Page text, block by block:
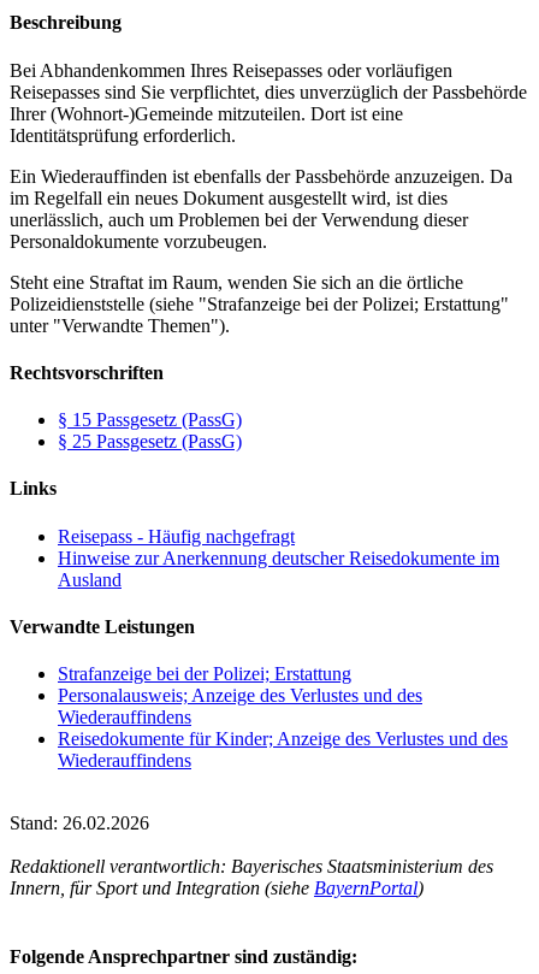
Beschreibung
Bei Abhandenkommen Ihres Reisepasses oder vorläufigen
Reisepasses sind Sie verpflichtet, dies unverzüglich der Passbehörde
Ihrer (Wohnort-)Gemeinde mitzuteilen. Dort ist eine
Identitätsprüfung erforderlich.
Ein Wiederauffinden ist ebenfalls der Passbehörde anzuzeigen. Da
im Regelfall ein neues Dokument ausgestellt wird, ist dies
unerlässlich, auch um Problemen bei der Verwendung dieser
Personaldokumente vorzubeugen.
Steht eine Straftat im Raum, wenden Sie sich an die örtliche
Polizeidienststelle (siehe "Strafanzeige bei der Polizei; Erstattung"
unter "Verwandte Themen").
Rechtsvorschriften
§ 15 Passgesetz (PassG)
§ 25 Passgesetz (PassG)
Links
Reisepass - Häufig nachgefragt
Hinweise zur Anerkennung deutscher Reisedokumente im
Ausland
Verwandte Leistungen
Strafanzeige bei der Polizei; Erstattung
Personalausweis; Anzeige des Verlustes und des
Wiederauffindens
Reisedokumente für Kinder; Anzeige des Verlustes und des
Wiederauffindens
Stand: 26.02.2026
Redaktionell verantwortlich: Bayerisches Staatsministerium des
Innern, für Sport und Integration (siehe BayernPortal)
Folgende Ansprechpartner sind zuständig: